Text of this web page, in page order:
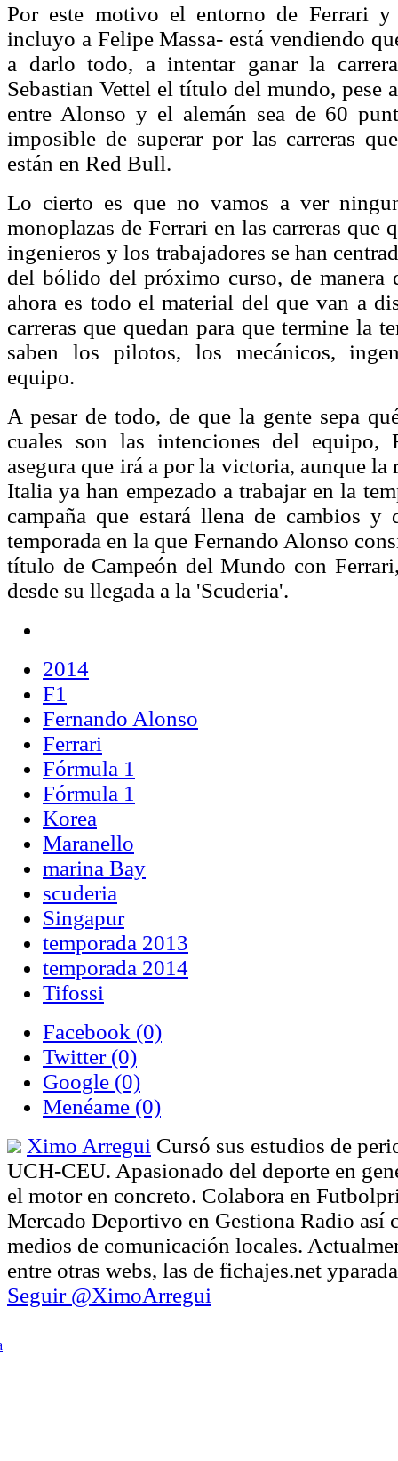
Por este motivo el entorno de Ferrari
incluyo a Felipe Massa- está vendiendo
a darlo todo, a intentar ganar la
Sebastian Vettel el título del mundo, pese
entre Alonso y el alemán sea de 60
imposible de superar por las carreras
están en Red Bull.
Lo cierto es que no vamos a ver
monoplazas de Ferrari en las carreras que
ingenieros y los trabajadores se han
del bólido del próximo curso, de manera
ahora es todo el material del que van a
carreras que quedan para que termine la
saben los pilotos, los mecánicos,
equipo.
A pesar de todo, de que la gente sepa
cuales son las intenciones del equipo,
asegura que irá a por la victoria, aunque la
Italia ya han empezado a trabajar en la
campaña que estará llena de cambios y
temporada en la que Fernando Alonso
título de Campeón del Mundo con
desde su llegada a la 'Scuderia'.
2014
F1
Fernando Alonso
Ferrari
Fórmula 1
Fórmula 1
Korea
Maranello
marina Bay
scuderia
Singapur
temporada 2013
temporada 2014
Tifossi
Facebook (0)
Twitter (0)
Google (0)
Menéame (0)
Ximo Arregui Cursó sus estudios de
UCH-CEU. Apasionado del deporte en
el motor en concreto. Colabora en
Mercado Deportivo en Gestiona Radio así
medios de comunicación locales.
entre otras webs, las de fichajes.net
Seguir @XimoArregui